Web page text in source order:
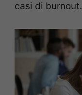
casi di burnout.